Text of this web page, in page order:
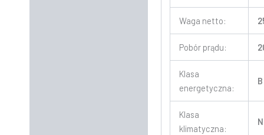
Waga netto:
Pobór prądu:
Klasa
energetyczna:
B
Klasa
klimatyczna: